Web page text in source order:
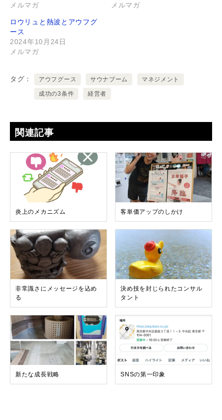
メルマガ
メルマガ
ロウリュと熱波とアウフグ
ース
2024年10月24日
メルマガ
タグ アウフグース サウナブーム マネジメント
成功の3条件 経営者
関連記事
炎上のメカニズム 客単価アップのしかけ
非常識さにメッセージを込め
る
決め技を封じられたコンサル
タント
新たな成長戦略 SNSの第一印象